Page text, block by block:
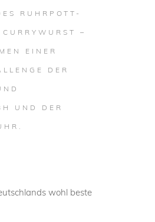
RUHRPOTT-K
– E
EINER G
DER T
W
UND DER G
wohl beste